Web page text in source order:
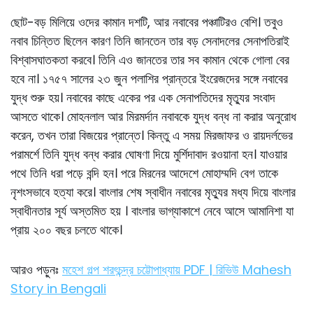
ছােট-বড় মিলিয়ে ওদের কামান দশটি, আর নবাবের পঞ্চাটিরও বেশি। তবুও
নবাব চিন্তিত ছিলেন কারণ তিনি জানতেন তার বড় সেনাদলের সেনাপতিরাই
বিশ্বাসঘাতকতা করবে। তিনি এও জানতের তার সব কামান থেকে গোলা বের
হবে না। ১৭৫৭ সালের ২৩ জুন পলাশির প্রান্তরে ইংরেজদের সঙ্গে নবাবের
যুদ্ধ শুরু হয়। নবাবের কাছে একের পর এক সেনাপতিদের মৃত্যুর সংবাদ
আসতে থাকে। মােহনলাল আর মিরমর্দান নবাবকে যুদ্ধ বন্ধ না করার অনুরােধ
করেন, তখন তারা বিজয়ের প্রান্তে। কিন্তু এ সময় মিরজাফর ও রায়দর্লভের
পরামর্শে তিনি যুদ্ধ বন্ধ করার ঘােষণা দিয়ে মুর্শিদাবাদ রওয়ানা হন। যাওয়ার
পথে তিনি ধরা পড়ে বন্দি হন। পরে মিরনের আদেশে মােহাম্মদি বেগ তাকে
নৃশংসভাবে হত্যা করে। বাংলার শেষ স্বাধীন নবাবের মৃত্যুর মধ্য দিয়ে বাংলার
স্বাধীনতার সূর্য অস্তমিত হয় । বাংলার ভাগ্যাকাশে নেবে আসে আমানিশা যা
প্রায় ২০০ বছর চলতে থাকে।
আরও পড়ুনঃ মহেশ গল্প শরৎচন্দ্র চট্টোপাধ্যায় PDF | রিভিউ Mahesh
Story in Bengali